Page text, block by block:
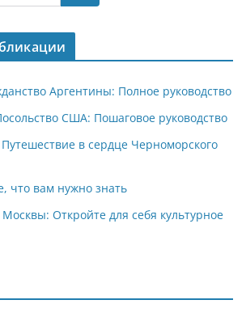
Аргентины: Полное руководство
США: Пошаговое руководство
в сердце Черноморского
что вам нужно знать
Откройте для себя культурное